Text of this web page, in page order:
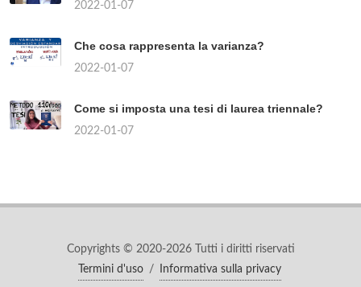
2022-01-07
Che cosa rappresenta la varianza?
2022-01-07
Come si imposta una tesi di laurea triennale?
2022-01-07
Copyrights © 2020-2026 Tutti i diritti riservati
Termini d'uso
/ Informativa sulla privacy